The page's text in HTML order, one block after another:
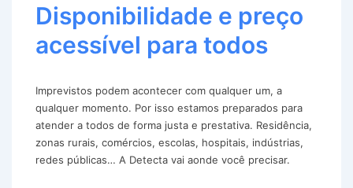
Disponibilidade e preço
acessível para todos
Imprevistos podem acontecer com qualquer um, a
qualquer momento. Por isso estamos preparados para
atender a todos de forma justa e prestativa. Residência,
zonas rurais, comércios, escolas, hospitais, indústrias,
redes públicas… A Detecta vai aonde você precisar.